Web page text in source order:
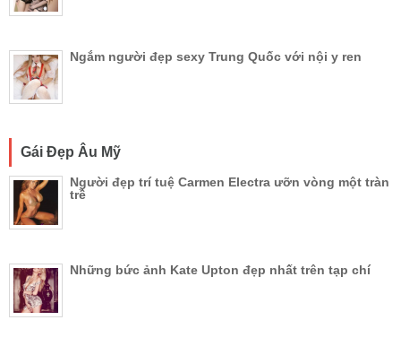
Ngắm người đẹp sexy Trung Quốc với nội y ren
Gái Đẹp Âu Mỹ
Người đẹp trí tuệ Carmen Electra ưỡn vòng một tràn
trề
Những bức ảnh Kate Upton đẹp nhất trên tạp chí